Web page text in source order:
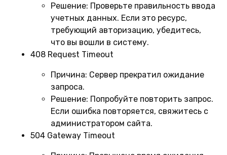
Решение: Проверьте правильность ввода
учетных данных. Если это ресурс,
требующий авторизацию, убедитесь,
что вы вошли в систему.
408 Request Timeout
Причина: Сервер прекратил ожидание
запроса.
Решение: Попробуйте повторить запрос.
Если ошибка повторяется, свяжитесь с
администратором сайта.
504 Gateway Timeout